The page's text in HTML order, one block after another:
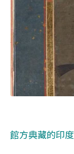
館方典藏的印